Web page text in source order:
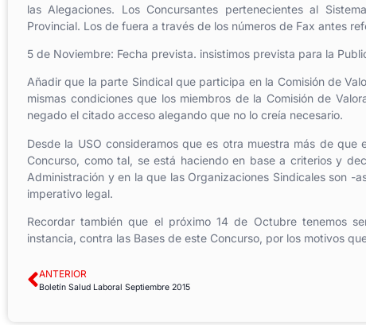
las Alegaciones. Los Concursantes pertenecientes al
Provincial. Los de fuera a través de los números de Fax antes
5 de Noviembre: Fecha prevista. insistimos prevista para la
Añadirque la parte Sindical que participa en la Comisión de
mismas condiciones que los miembros de la Comisión de
negado el citado acceso alegando que no lo creía necesario.
Desde la USO consideramos que es otra muestra más de
Concurso, como tal, se está haciendo en base a criterios y
Administración y en la que las Organizaciones Sindicales son
imperativo legal.
Recordar también que el próximo 14 de Octubre tenemos
instancia, contra las Bases de este Concurso, por los motivos
ANTERIOR
Boletín Salud Laboral Septiembre 2015